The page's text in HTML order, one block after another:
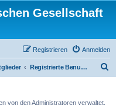
Gesellschaft
Anmelden
Registrieren
Registrierte Benutzer
von den Administratoren verwaltet.